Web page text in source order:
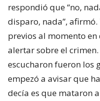
respondió que “no,
disparo, nada”,
previos al momento en
alertar sobre el crimen.
escucharon fueron los
empezó a avisar que
decía es que mataron